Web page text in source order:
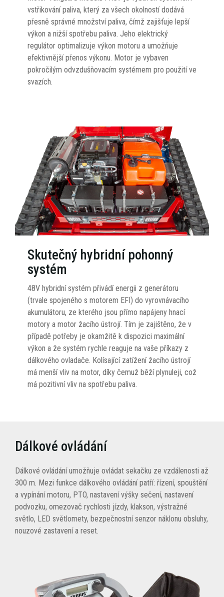
vstřikování paliva, který za všech okolností dodává
přesně správné množství paliva, čímž zajišťuje lepší
výkon a nižší spotřebu paliva. Jeho elektrický
regulátor optimalizuje výkon motoru a umožňuje
efektivnější přenos výkonu. Motor je vybaven
pokročilým odvzdušňovacím systémem pro použití ve
svazích.
Skutečný hybridní pohonný
systém
48V hybridní systém přivádí energii z generátoru
(trvale spojeného s motorem EFI) do vyrovnávacího
akumulátoru, ze kterého jsou přímo napájeny hnací
motory a motor žacího ústrojí. Tím je zajištěno, že v
případě potřeby je okamžitě k dispozici maximální
výkon a že systém rychle reaguje na vaše příkazy z
dálkového ovladače. Kolísající zatížení žacího ústrojí
má menší vliv na motor, díky čemuž běží plynuleji, což
má pozitivní vliv na spotřebu paliva.
Dálkové ovládání
Dálkové ovládání umožňuje ovládat sekačku ze vzdálenosti až
300 m. Mezi funkce dálkového ovládání patří: řízení, spouštění
a vypínání motoru, PTO, nastavení výšky sečení, nastavení
podvozku, omezovač rychlosti jízdy, klakson, výstražné
světlo, LED světlomety, bezpečnostní senzor náklonu obsluhy,
nouzové zastavení a reset.